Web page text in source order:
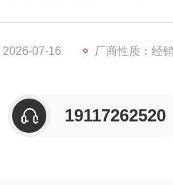
07-16 厂商性质：经
19117262520